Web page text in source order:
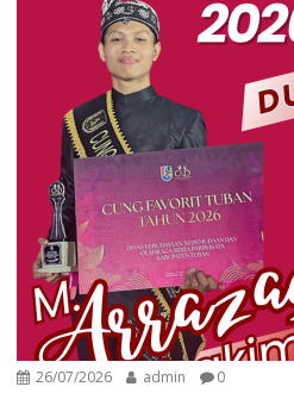
26/07/2026 admin 0